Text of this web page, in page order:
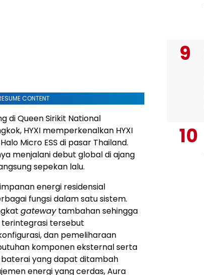
CONTENT
di Queen Sirikit National
HYXI memperkenalkan HYXI
Micro ESS di pasar Thailand.
menjalani debut global di ajang
sepekan lalu.
energi residensial
fungsi dalam satu sistem.
gatewaytambahan sehingga
tersebut
dan pemeliharaan
komponen eksternal serta
yang dapat ditambah
energi yang cerdas, Aura